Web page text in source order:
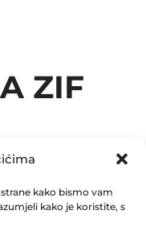
kako bismo vam
kako je koristite, s
ZIF